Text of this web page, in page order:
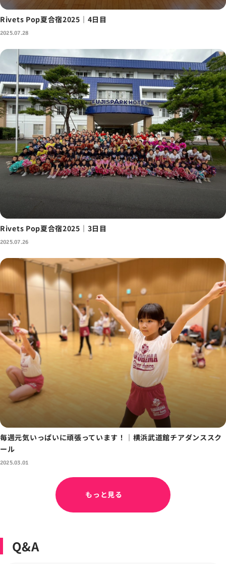
Rivets Pop夏合宿2025｜4日目
2025.07.28
Rivets Pop夏合宿2025｜3日目
2025.07.26
毎週元気いっぱいに頑張っています！｜横浜武道館チアダンススク
ール
2025.03.01
もっと見る
Q&A